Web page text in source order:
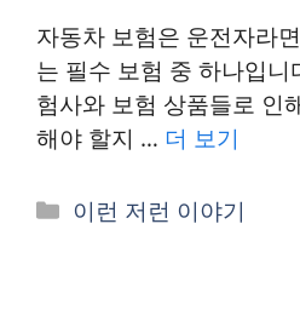
자동차 보험은 운전자라
는 필수 보험 중 하나입
험사와 보험 상품들로 인
해야 할지 … 더 보기
카
이런 저런 이야기